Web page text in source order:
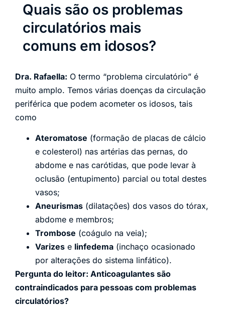
Quais são os problemas
circulatórios mais
comuns em idosos?
Dra. Rafaella: O termo “problema circulatório” é
muito amplo. Temos várias doenças da circulação
periférica que podem acometer os idosos, tais
como
Ateromatose (formação de placas de cálcio
e colesterol) nas artérias das pernas, do
abdome e nas carótidas, que pode levar à
oclusão (entupimento) parcial ou total destes
vasos;
Aneurismas (dilatações) dos vasos do tórax,
abdome e membros;
Trombose (coágulo na veia);
Varizes e linfedema (inchaço ocasionado
por alterações do sistema linfático).
Pergunta do leitor: Anticoagulantes são
contraindicados para pessoas com problemas
circulatórios?